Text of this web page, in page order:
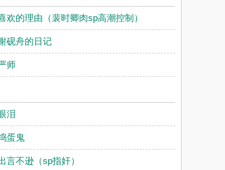
欢的理由（裴时卿肉sp高潮控制）
砚舟的日记
师
泪
蛋鬼
言不逊（sp指奸）